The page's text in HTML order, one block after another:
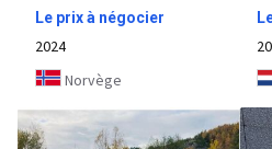
Le prix à négocier
2024
Norvège